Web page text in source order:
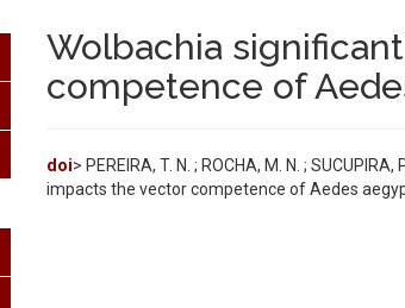
Wolbachia
competence of
doi> PEREIRA, T. N. ; ROCHA, M. N. ;
impacts the vector competence of Aedes